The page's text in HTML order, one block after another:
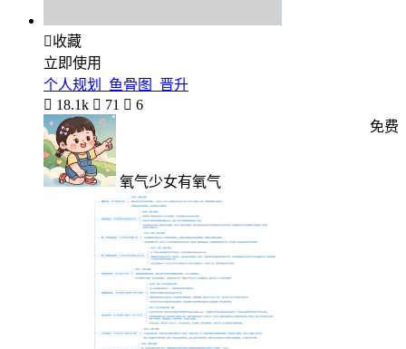
收藏
立即使用
个人规划_鱼骨图_晋升
 18.1k  71  6
氧气少女有氧气
免费